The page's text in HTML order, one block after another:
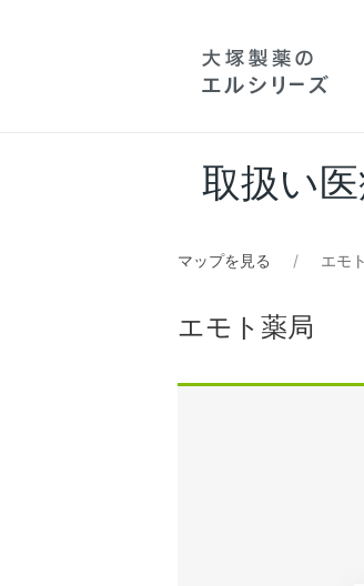
取扱い
マップを見る エモ
エモト薬局